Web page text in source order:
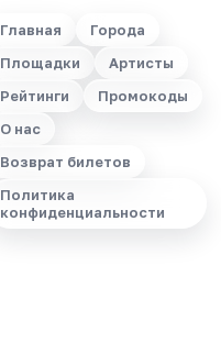
Главная
Города
Площадки
Артисты
Рейтинги
Промокоды
О нас
Возврат билетов
Политика
конфиденциальности